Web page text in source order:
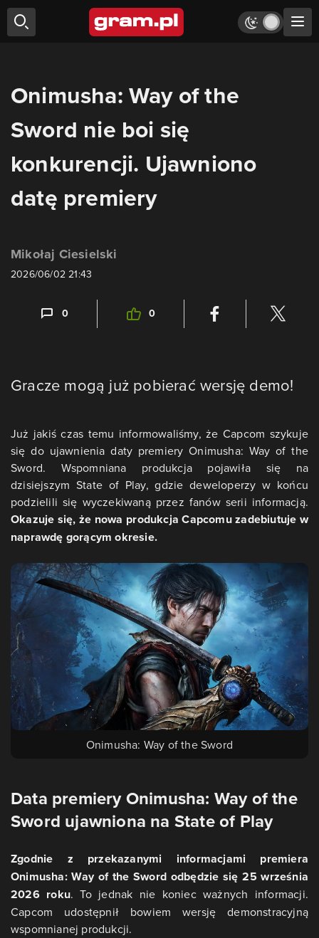
Onimusha: Way of the
Sword nie boi się
konkurencji. Ujawniono
datę premiery
Mikołaj Ciesielski
2026/06/02 21:43
0 0
Gracze mogą już pobierać wersję demo!
Już jakiś czas temu informowaliśmy, że Capcom szykuje
się do ujawnienia daty premiery Onimusha: Way of the
Sword. Wspomniana produkcja pojawiła się na
dzisiejszym State of Play, gdzie deweloperzy w końcu
podzielili się wyczekiwaną przez fanów serii informacją.
Okazuje się, że nowa produkcja Capcomu zadebiutuje w
naprawdę gorącym okresie.
Onimusha: Way of the Sword
Data premiery Onimusha: Way of the
Sword ujawniona na State of Play
Zgodnie z przekazanymi informacjami premiera
Onimusha: Way of the Sword odbędzie się 25 września
2026 roku. To jednak nie koniec ważnych informacji.
Capcom udostępnił bowiem wersję demonstracyjną
wspomnianej produkcji.